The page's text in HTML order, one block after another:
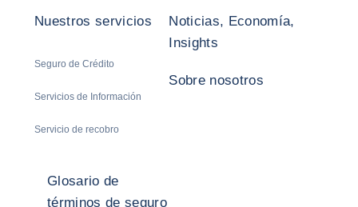
Nuestros servicios
Seguro de Crédito
Servicios de Información
Servicio de recobro
Noticias, Economía,
Insights
Sobre nosotros
Glosario de
términos de seguro